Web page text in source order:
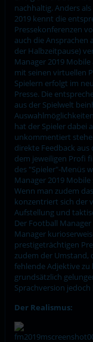
nachhaltig. Anders
2019 kennt die
Pressekonferenzen
auch die Ansprachen
der Halbzeitpause)
Manager 2019
mit seinen virtuellen
Spielern erfolgt im
Presse. Die
aus der Spielwelt
hat der Spieler dabei
unkommentiert
direkte Feedback aus
dem jeweiligen Profi
des "Spieler"-Menüs
Manager 2019
Wenn man zudem
konzentriert sich der
Aufstellung und
Der Football
Manager
prestigeträchtigen
zudem der Umstand,
fehlende Adjektive
grundsätzlich
Sprachversion
Der Realismus: